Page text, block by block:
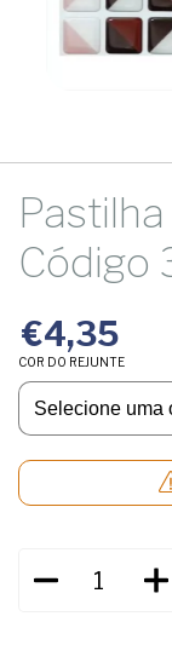
Código
€4,35
COR DO REJUNTE